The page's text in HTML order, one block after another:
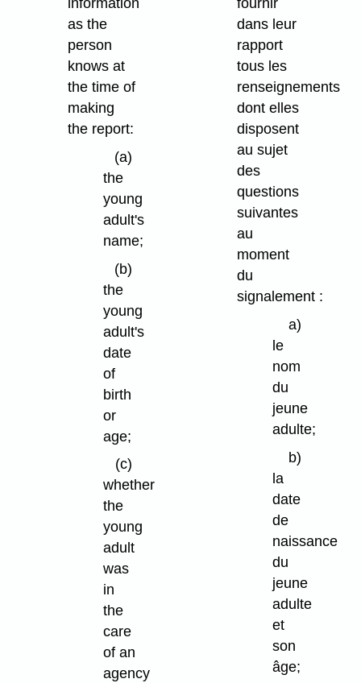
information
as the
person
knows at
the time of
making
the report:
(a)
the
young
adult's
name;
(b)
the
young
adult's
date
of
birth
or
age;
(c)
whether
the
young
adult
was
in
the
care
of an
agency
fournir
dans leur
rapport
tous les
renseignements
dont elles
disposent
au sujet
des
questions
suivantes
au
moment
du
signalement :
a)
le
nom
du
jeune
adulte;
b)
la
date
de
naissance
du
jeune
adulte
et
son
âge;